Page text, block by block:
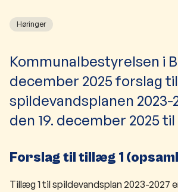
Høringer
Kommunalbestyrelsen i
december 2025 forslag
spildevandsplanen
den 19. december 2025
Forslag til tillæg 1
Tillæg 1 til spildevandsplan 2023-